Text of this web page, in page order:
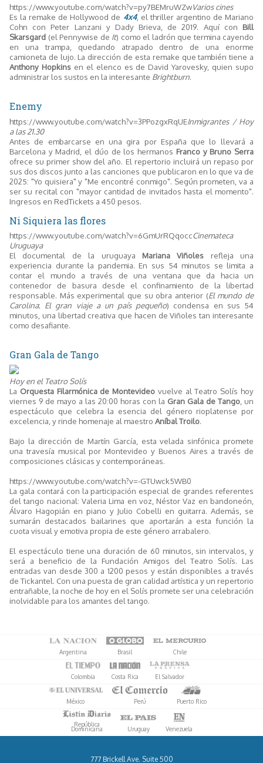
https://www.youtube.com/watch?v=py7BEMruWZwVarios cines
Es la remake de Hollywood de 4x4, el thriller argentino de Mariano
Cohn con Peter Lanzani y Dady Brieva, de 2019. Aquí con Bill
Skarsgard (el Pennywise de It) como el ladrón que termina cayendo
en una trampa, quedando atrapado dentro de una enorme
camioneta de lujo. La dirección de esta remake que también tiene a
Anthony Hopkinsen el elenco es de David Yarovesky, quien supo
administrar los sustos en la interesante Brightburn.
Enemy
https://www.youtube.com/watch?v=3PPozgxRqUEInmigrantes / Hoy
a las 21.30
Antes de embarcarse en una gira por España que lo llevará a
Barcelona y Madrid, el dúo de los hermanos Franco y Bruno Serra
ofrece su primer show del año. El repertorio incluirá un repaso por
sus dos discos junto a las canciones que publicaron en lo que va de
2025: "Yo quisiera" y "Me encontré conmigo". Según prometen, va a
ser su recital con "mayor cantidad de invitados hasta el momento".
Ingresos en RedTickets a 450 pesos.
Ni Siquiera las flores
https://www.youtube.com/watch?v=6GmUrRQqoccCinemateca
Uruguaya
El documental de la uruguaya Mariana Viñoles refleja una
experiencia durante la pandemia. En sus 54 minutos se limita a
contar el mundo a través de una ventana que da hacia un
contenedor de basura desde el confinamiento de la libertad
responsable. Más experimental que su obra anterior (El mundo de
Carolina; El gran viaje a un país pequeño) condensa en sus 54
minutos, una libertad creativa que hacen de Viñoles tan interesante
como desafiante.
Gran Gala de Tango
Hoy en el Teatro Solís
La Orquesta Filarmónica de Montevideo vuelve al Teatro Solís hoy
viernes 9 de mayo a las 20:00 horas con la Gran Gala de Tango , un
espectáculo que celebra la esencia del género rioplatense por
excelencia, y rinde homenaje al maestro Aníbal Troilo.
Bajo la dirección de Martín García, esta velada sinfónica promete
una travesía musical por Montevideo y Buenos Aires a través de
composiciones clásicas y contemporáneas.
https://www.youtube.com/watch?v=-GTUwck5WB0
La gala contará con la participación especial de grandes referentes
del tango nacional: Valeria Lima en voz, Néstor Vaz en bandoneón,
Álvaro Hagopián en piano y Julio Cobelli en guitarra. Además, se
sumarán destacados bailarines que aportarán a esta función la
cuota visual y emotiva propia de este género arrabalero.
El espectáculo tiene una duración de 60 minutos, sin intervalos, y
será a beneficio de la Fundación Amigos del Teatro Solís. Las
entradas van desde 300 a 1200 pesos y están disponibles a través
de Tickantel. Con una puesta de gran calidad artística y un repertorio
entrañable, la noche de hoy en el Solís promete ser una celebración
inolvidable para los amantes del tango.
Argentina Brasil Chile
Colombia Costa Rica El Salvador
México Perú Puerto Rico
República
Dominicana Uruguay Venezuela
777 Brickell Ave. Suite 500